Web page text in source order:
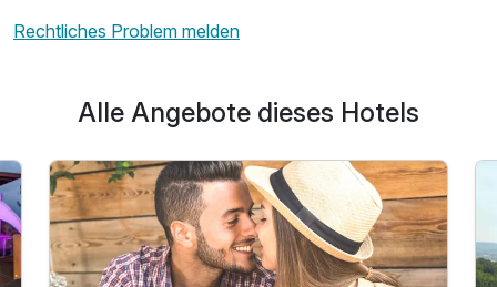
Rechtliches Problem melden
Alle Angebote dieses Hotels